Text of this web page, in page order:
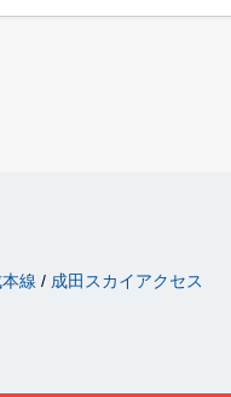
線 成田スカイアクセス